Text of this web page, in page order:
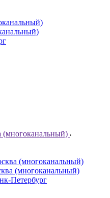
(многоканальный)
(многоканальный)
(многоканальный)
Петербург